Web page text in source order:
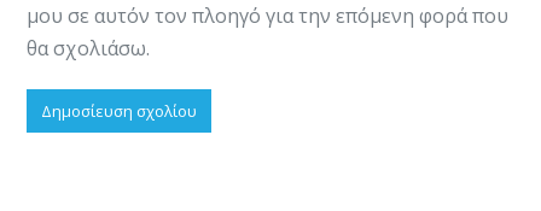
μου σε αυτόν τον πλοηγό για την επόμενη φορά που
θα σχολιάσω.